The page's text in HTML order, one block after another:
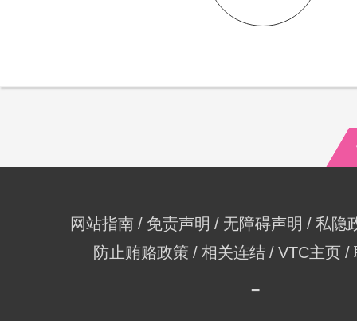
网站指南 免责声明 无障碍声明
私隐
防止贿赂政策
相关连结 VTC主页